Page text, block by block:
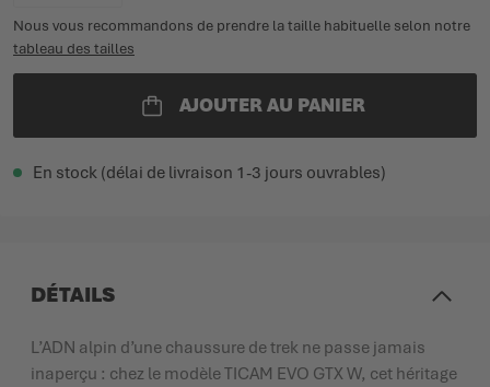
Nous vous recommandons de prendre la taille habituelle selon notre
tableau des tailles
AJOUTER AU PANIER
En stock (délai de livraison 1-3 jours ouvrables)
DÉTAILS
L’ADN alpin d’une chaussure de trek ne passe jamais
inaperçu : chez le modèle TICAM EVO GTX W, cet héritage